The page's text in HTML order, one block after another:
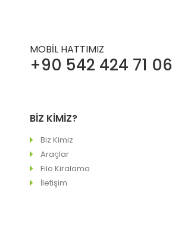
MOBİL HATTIMIZ
+90 542 424 71 06
BİZ KİMİZ?
Biz Kimiz
Araçlar
Filo Kiralama
İletişim